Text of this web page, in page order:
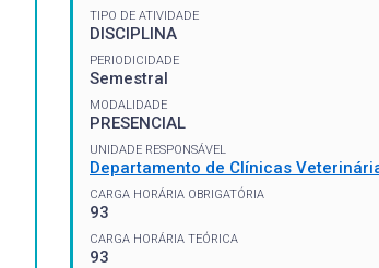
TIPO DE ATIVIDADE
DISCIPLINA
PERIODICIDADE
Semestral
MODALIDADE
PRESENCIAL
UNIDADE RESPONSÁVEL
Departamento de Clínicas
CARGA HORÁRIA OBRIGATÓRIA
93
CARGA HORÁRIA TEÓRICA
93